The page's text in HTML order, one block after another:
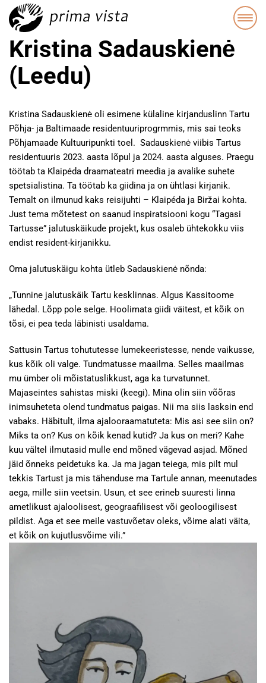
Kristina Sadauskienė
(Leedu)
Kristina Sadauskienė oli esimene külaline kirjanduslinn Tartu
Põhja- ja Baltimaade residentuuriprogrmmis, mis sai teoks
Põhjamaade Kultuuripunkti toel. Sadauskienė viibis Tartus
residentuuris 2023. aasta lõpul ja 2024. aasta alguses. Praegu
töötab ta Klaipéda draamateatri meedia ja avalike suhete
spetsialistina. Ta töötab ka giidina ja on ühtlasi kirjanik.
Temalt on ilmunud kaks reisijuhti – Klaipéda ja Biržai kohta.
Just tema mõtetest on saanud inspiratsiooni kogu “Tagasi
Tartusse” jalutuskäikude projekt, kus osaleb ühtekokku viis
endist resident-kirjanikku.
Oma jalutuskäigu kohta ütleb Sadauskienė nõnda:
„Tunnine jalutuskäik Tartu kesklinnas. Algus Kassitoome
lähedal. Lõpp pole selge. Hoolimata giidi väitest, et kõik on
tõsi, ei pea teda läbinisti usaldama.
Sattusin Tartus tohututesse lumekeeristesse, nende vaikusse,
kus kõik oli valge. Tundmatusse maailma. Selles maailmas
mu ümber oli mõistatuslikkust, aga ka turvatunnet.
Majaseintes sahistas miski (keegi). Mina olin siin võõras
inimsuheteta olend tundmatus paigas. Nii ma siis lasksin end
vabaks. Häbitult, ilma ajalooraamatuteta: Mis asi see siin on?
Miks ta on? Kus on kõik kenad kutid? Ja kus on meri? Kahe
kuu vältel ilmutasid mulle end mõned vägevad asjad. Mõned
jäid õnneks peidetuks ka. Ja ma jagan teiega, mis pilt mul
tekkis Tartust ja mis tähenduse ma Tartule annan, meenutades
aega, mille siin veetsin. Usun, et see erineb suuresti linna
ametlikust ajaloolisest, geograafilisest või geoloogilisest
pildist. Aga et see meile vastuvõetav oleks, võime alati väita,
et kõik on kujutlusvõime vili.”